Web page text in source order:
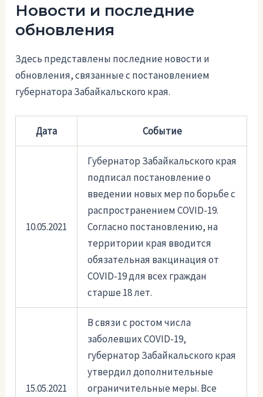
Новости и последние
обновления
Здесь представлены последние новости и
обновления, связанные с постановлением
губернатора Забайкальского края.
Дата Событие
10.05.2021
Губернатор Забайкальского края
подписал постановление о
введении новых мер по борьбе с
распространением COVID-19.
Согласно постановлению, на
территории края вводится
обязательная вакцинация от
COVID-19 для всех граждан
старше 18 лет.
15.05.2021
В связи с ростом числа
заболевших COVID-19,
губернатор Забайкальского края
утвердил дополнительные
ограничительные меры. Все